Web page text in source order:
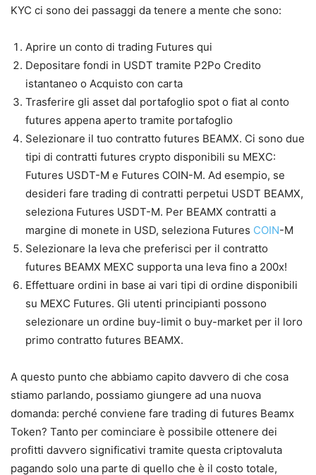
KYC ci sono dei passaggi da tenere a mente che sono:
Aprire un conto di trading Futures qui
Depositare fondi in USDT tramite P2Po Credito
istantaneo o Acquisto con carta
Trasferire gli asset dal portafoglio spot o fiat al conto
futures appena aperto tramite portafoglio
Selezionare il tuo contratto futures BEAMX. Ci sono due
tipi di contratti futures crypto disponibili su MEXC:
Futures USDT-M e Futures COIN-M. Ad esempio, se
desideri fare trading di contratti perpetui USDT BEAMX,
seleziona Futures USDT-M. Per BEAMX contratti a
margine di monete in USD, seleziona Futures COIN-M
Selezionare la leva che preferisci per il contratto
futures BEAMX MEXC supporta una leva fino a 200x!
Effettuare ordini in base ai vari tipi di ordine disponibili
su MEXC Futures. Gli utenti principianti possono
selezionare un ordine buy-limit o buy-market per il loro
primo contratto futures BEAMX.
A questo punto che abbiamo capito davvero di che cosa
stiamo parlando, possiamo giungere ad una nuova
domanda: perché conviene fare trading di futures Beamx
Token? Tanto per cominciare è possibile ottenere dei
profitti davvero significativi tramite questa criptovaluta
pagando solo una parte di quello che è il costo totale,